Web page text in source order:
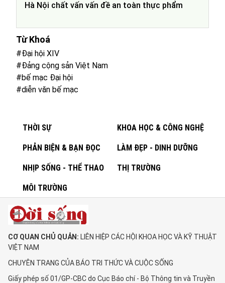
Hà Nội chất vấn vấn đề an toàn thực phẩm
Từ Khoá
#Đại hội XIV
#Đảng cộng sản Việt Nam
#bế mạc Đại hội
#diễn văn bế mạc
THỜI SỰ KHOA HỌC & CÔNG NGHỆ
PHẢN BIỆN & BẠN ĐỌC LÀM ĐẸP - DINH DƯỠNG
NHỊP SỐNG - THỂ THAO THỊ TRƯỜNG
MÔI TRƯỜNG
CƠ QUAN CHỦ QUẢN: LIÊN HIỆP CÁC HỘI KHOA HỌC VÀ KỸ THUẬT
VIỆT NAM
CHUYÊN TRANG CỦA BÁO TRI THỨC VÀ CUỘC SỐNG
Giấy phép số 01/GP-CBC do Cục Báo chí - Bộ Thông tin và Truyền